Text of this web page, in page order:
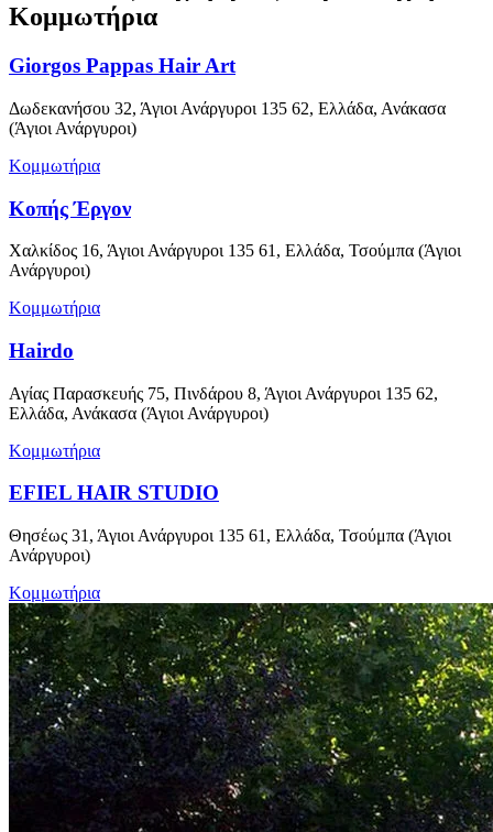
Κομμωτήρια
Giorgos Pappas Hair Art
Δωδεκανήσου 32, Άγιοι Ανάργυροι 135 62, Ελλάδα, Ανάκασα
(Άγιοι Ανάργυροι)
Κομμωτήρια
Κοπής Έργον
Χαλκίδος 16, Άγιοι Ανάργυροι 135 61, Ελλάδα, Τσούμπα (Άγιοι
Ανάργυροι)
Κομμωτήρια
Hairdo
Αγίας Παρασκευής 75, Πινδάρου 8, Άγιοι Ανάργυροι 135 62,
Ελλάδα, Ανάκασα (Άγιοι Ανάργυροι)
Κομμωτήρια
EFIEL HAIR STUDIO
Θησέως 31, Άγιοι Ανάργυροι 135 61, Ελλάδα, Τσούμπα (Άγιοι
Ανάργυροι)
Κομμωτήρια